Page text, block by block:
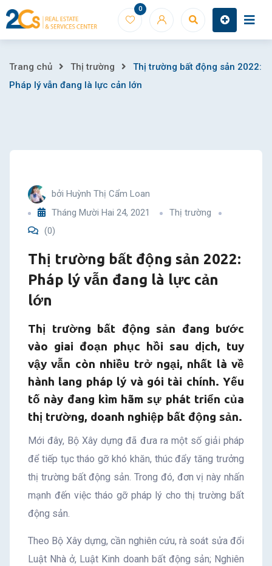
Skip
to
0
Thị
động
sản
2022:
Pháp
vẫn
đang
là
lực
cản
lớn
Trang chủ Thị trường
Thị trường bất động sản 2022:
Pháp lý vẫn đang là lực cản lớn
bởi Huỳnh Thị Cẩm Loan
Tháng Mười Hai 24, 2021
Thị trường
(0)
Thị trường bất động sản 2022:
Pháp lý vẫn đang là lực cản
lớn
Thị trường bất động sản đang bước
vào giai đoạn phục hồi sau dịch, tuy
vậy vẫn còn nhiều trở ngại, nhất là về
hành lang pháp lý và gói tài chính. Yếu
tố này đang kìm hãm sự phát triển của
thị trường, doanh nghiệp bất động sản.
Mới đây, Bộ Xây dựng đã đưa ra một số giải pháp
để tiếp tục tháo gỡ khó khăn, thúc đẩy tăng trưởng
thị trường bất động sản. Trong đó, đơn vị này nhấn
mạnh đến việc tháo gỡ pháp lý cho thị trường bất
động sản.
Theo Bộ Xây dựng, cần nghiên cứu, rà soát sửa đổi
Luật Nhà ở, Luật Kinh doanh bất động sản; Nghiên